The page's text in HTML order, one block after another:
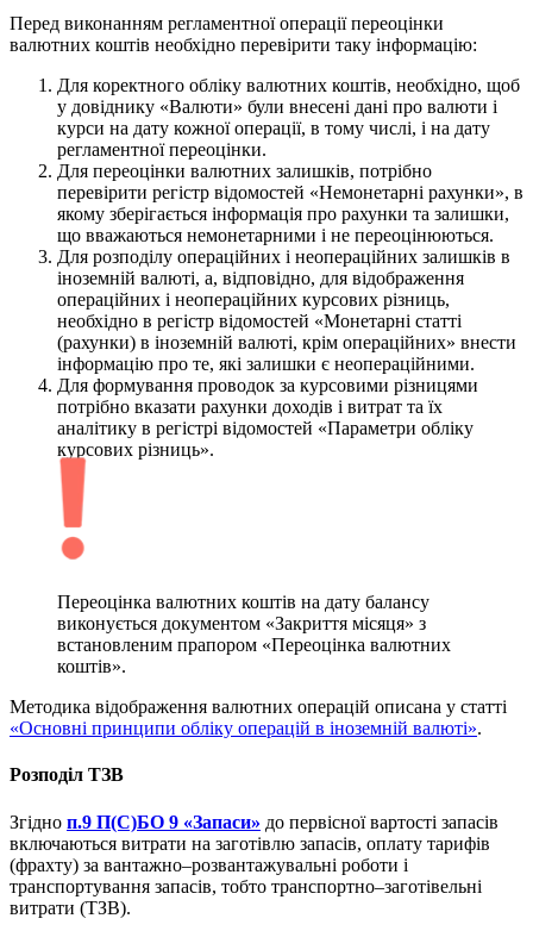
Перед виконанням регламентної операції переоцінки
валютних коштів необхідно перевірити таку інформацію:
Для коректного обліку валютних коштів, необхідно, щоб
у довіднику «Валюти» були внесені дані про валюти і
курси на дату кожної операції, в тому числі, і на дату
регламентної переоцінки.
Для переоцінки валютних залишків, потрібно
перевірити регістр відомостей «Немонетарні рахунки», в
якому зберігається інформація про рахунки та залишки,
що вважаються немонетарними і не переоцінюються.
Для розподілу операційних і неопераційних залишків в
іноземній валюті, а, відповідно, для відображення
операційних і неопераційних курсових різниць,
необхідно в регістр відомостей «Монетарні статті
(рахунки) в іноземній валюті, крім операційних» внести
інформацію про те, які залишки є неопераційними.
Для формування проводок за курсовими різницями
потрібно вказати рахунки доходів і витрат та їх
аналітику в регістрі відомостей «Параметри обліку
курсових різниць».
Переоцінка валютних коштів на дату балансу
виконується документом «Закриття місяця» з
встановленим прапором «Переоцінка валютних
коштів».
Методика відображення валютних операцій описана у статті
«Основні принципи обліку операцій в іноземній валюті».
Розподіл ТЗВ
Згідно п.9 П(С)БО 9 «Запаси» до первісної вартості запасів
включаються витрати на заготівлю запасів, оплату тарифів
(фрахту) за вантажно–розвантажувальні роботи і
транспортування запасів, тобто транспортно–заготівельні
витрати (ТЗВ).